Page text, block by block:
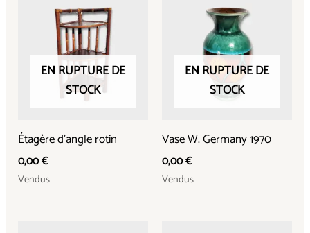
EN RUPTURE DE
STOCK
Étagère d’angle rotin
0,00€
Vendus
EN RUPTURE DE
STOCK
Vase W. Germany 1970
0,00€
Vendus